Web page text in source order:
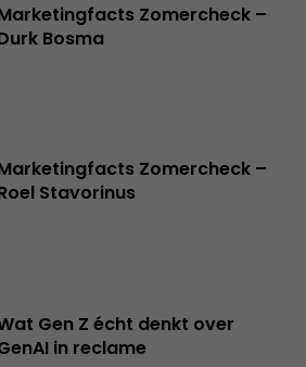
Zomercheck –
Bosma
Zomercheck –
Stavorinus
Gen Z écht denkt over
in reclame